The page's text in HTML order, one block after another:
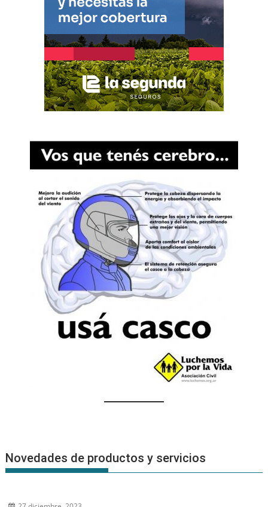
Novedades de productos y servicios